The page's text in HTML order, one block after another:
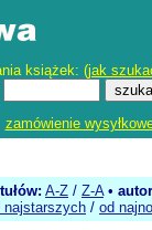
książek: (jak
zamówienie
A-Z / Z-A•
najstarszych / od